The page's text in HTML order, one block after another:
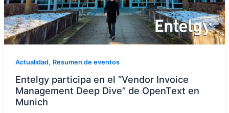
Actualidad, Resumen de eventos
Entelgy participa en el “Vendor Invoice
Management Deep Dive” de OpenText en
Munich